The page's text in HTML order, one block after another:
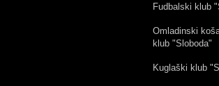
Fudbalski klub
Omladinski
klub "Sloboda"
Kuglaški klub